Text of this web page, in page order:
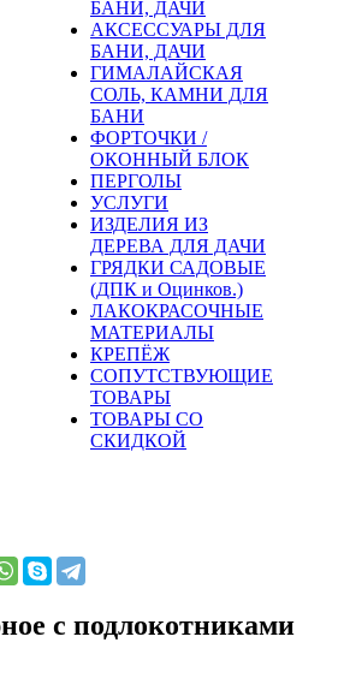
БАНИ, ДАЧИ
АКСЕССУАРЫ ДЛЯ
БАНИ, ДАЧИ
ГИМАЛАЙСКАЯ
СОЛЬ, КАМНИ ДЛЯ
БАНИ
ФОРТОЧКИ /
ОКОННЫЙ БЛОК
ПЕРГОЛЫ
УСЛУГИ
ИЗДЕЛИЯ ИЗ
ДЕРЕВА ДЛЯ ДАЧИ
ГРЯДКИ САДОВЫЕ
(ДПК и Оцинков.)
ЛАКОКРАСОЧНЫЕ
МАТЕРИАЛЫ
КРЕПЁЖ
СОПУТСТВУЮЩИЕ
ТОВАРЫ
ТОВАРЫ СО
СКИДКОЙ
с подлокотниками